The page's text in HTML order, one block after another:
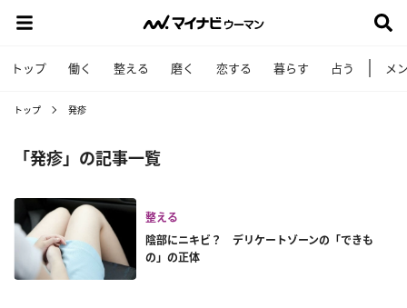
トップ 働く 整える 磨く 恋する 暮らす 占う メ
トップ 発疹
「発疹」の記事一覧
整える
陰部にニキビ？ デリケートゾーンの「できも
の」の正体